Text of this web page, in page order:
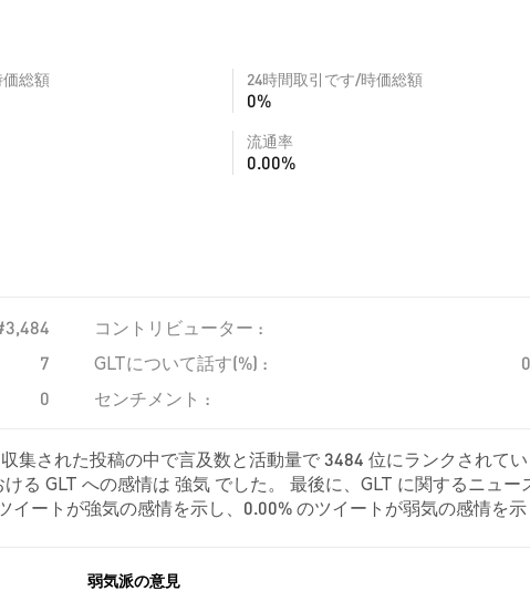
総額 24時間取引です/時価総額
0%
流通率
0.00%
コントリビューター :
7 GLTについて話す(%) :
0 センチメント :
集された投稿の中で言及数と活動量で 3484 位にランクされて
る GLT への感情は 強気 でした。 最後に、GLT に関するニュー
ートが強気の感情を示し、0.00% のツイートが弱気の感情を
弱気派の意見